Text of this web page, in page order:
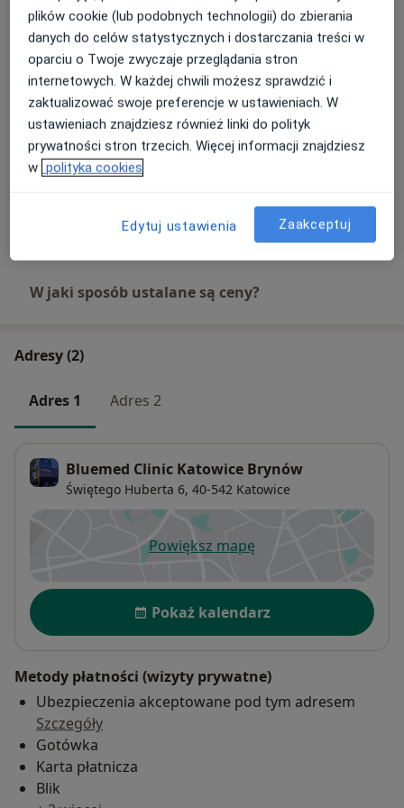
USG nerek dzieci
250 zł Szczegóły Umów wizytę
USG przezciemiączkowe (główki)
250 zł Szczegóły Umów wizytę
USG szwów czaszkowych
W jaki sposób ustalane są ceny?
Adresy (2)
Adres 1 Adres 2
Bluemed Clinic Katowice Brynów
Świętego Huberta 6, 40-542 Katowice
Powiększ mapęotwiera się w nowej karcie
Dostępność
Pokaż kalendarz
Metody płatności (wizyty prywatne)
Ubezpieczenia akceptowane pod tym adresem
Szczegóły
Gotówka
Karta płatnicza
Blik
plików cookie (lub podobnych technologii) do zbierania
danych do celów statystycznych i dostarczania treści w
oparciu o Twoje zwyczaje przeglądania stron
internetowych. W każdej chwili możesz sprawdzić i
zaktualizować swoje preferencje w ustawieniach. W
ustawieniach znajdziesz również linki do polityk
prywatności stron trzecich. Więcej informacji znajdziesz
w polityka cookies
Edytuj ustawienia Zaakceptuj